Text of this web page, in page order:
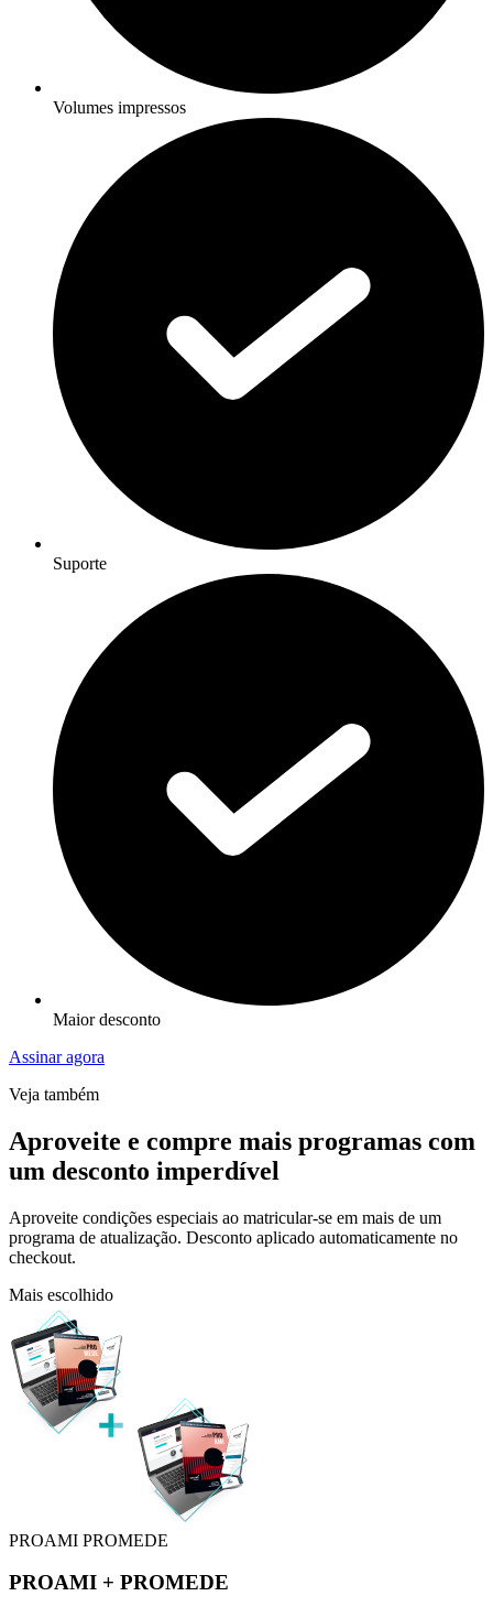
Volumes impressos
Suporte
Maior desconto
Assinar agora
Veja também
Aproveite e compre mais programas com
um desconto imperdível
Aproveite condições especiais ao matricular-se em mais de um
programa de atualização. Desconto aplicado automaticamente no
checkout.
Mais escolhido
PROAMI PROMEDE
PROAMI + PROMEDE